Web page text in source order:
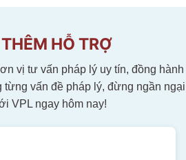
HỖ TRỢ
vị tư vấn pháp lý uy tín, đồng hành
từng vấn đề pháp lý, đừng ngần ngại
VPL ngay hôm nay!